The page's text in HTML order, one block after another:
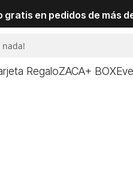
gratis en pedidos de más
RegaloZACA+ BOX